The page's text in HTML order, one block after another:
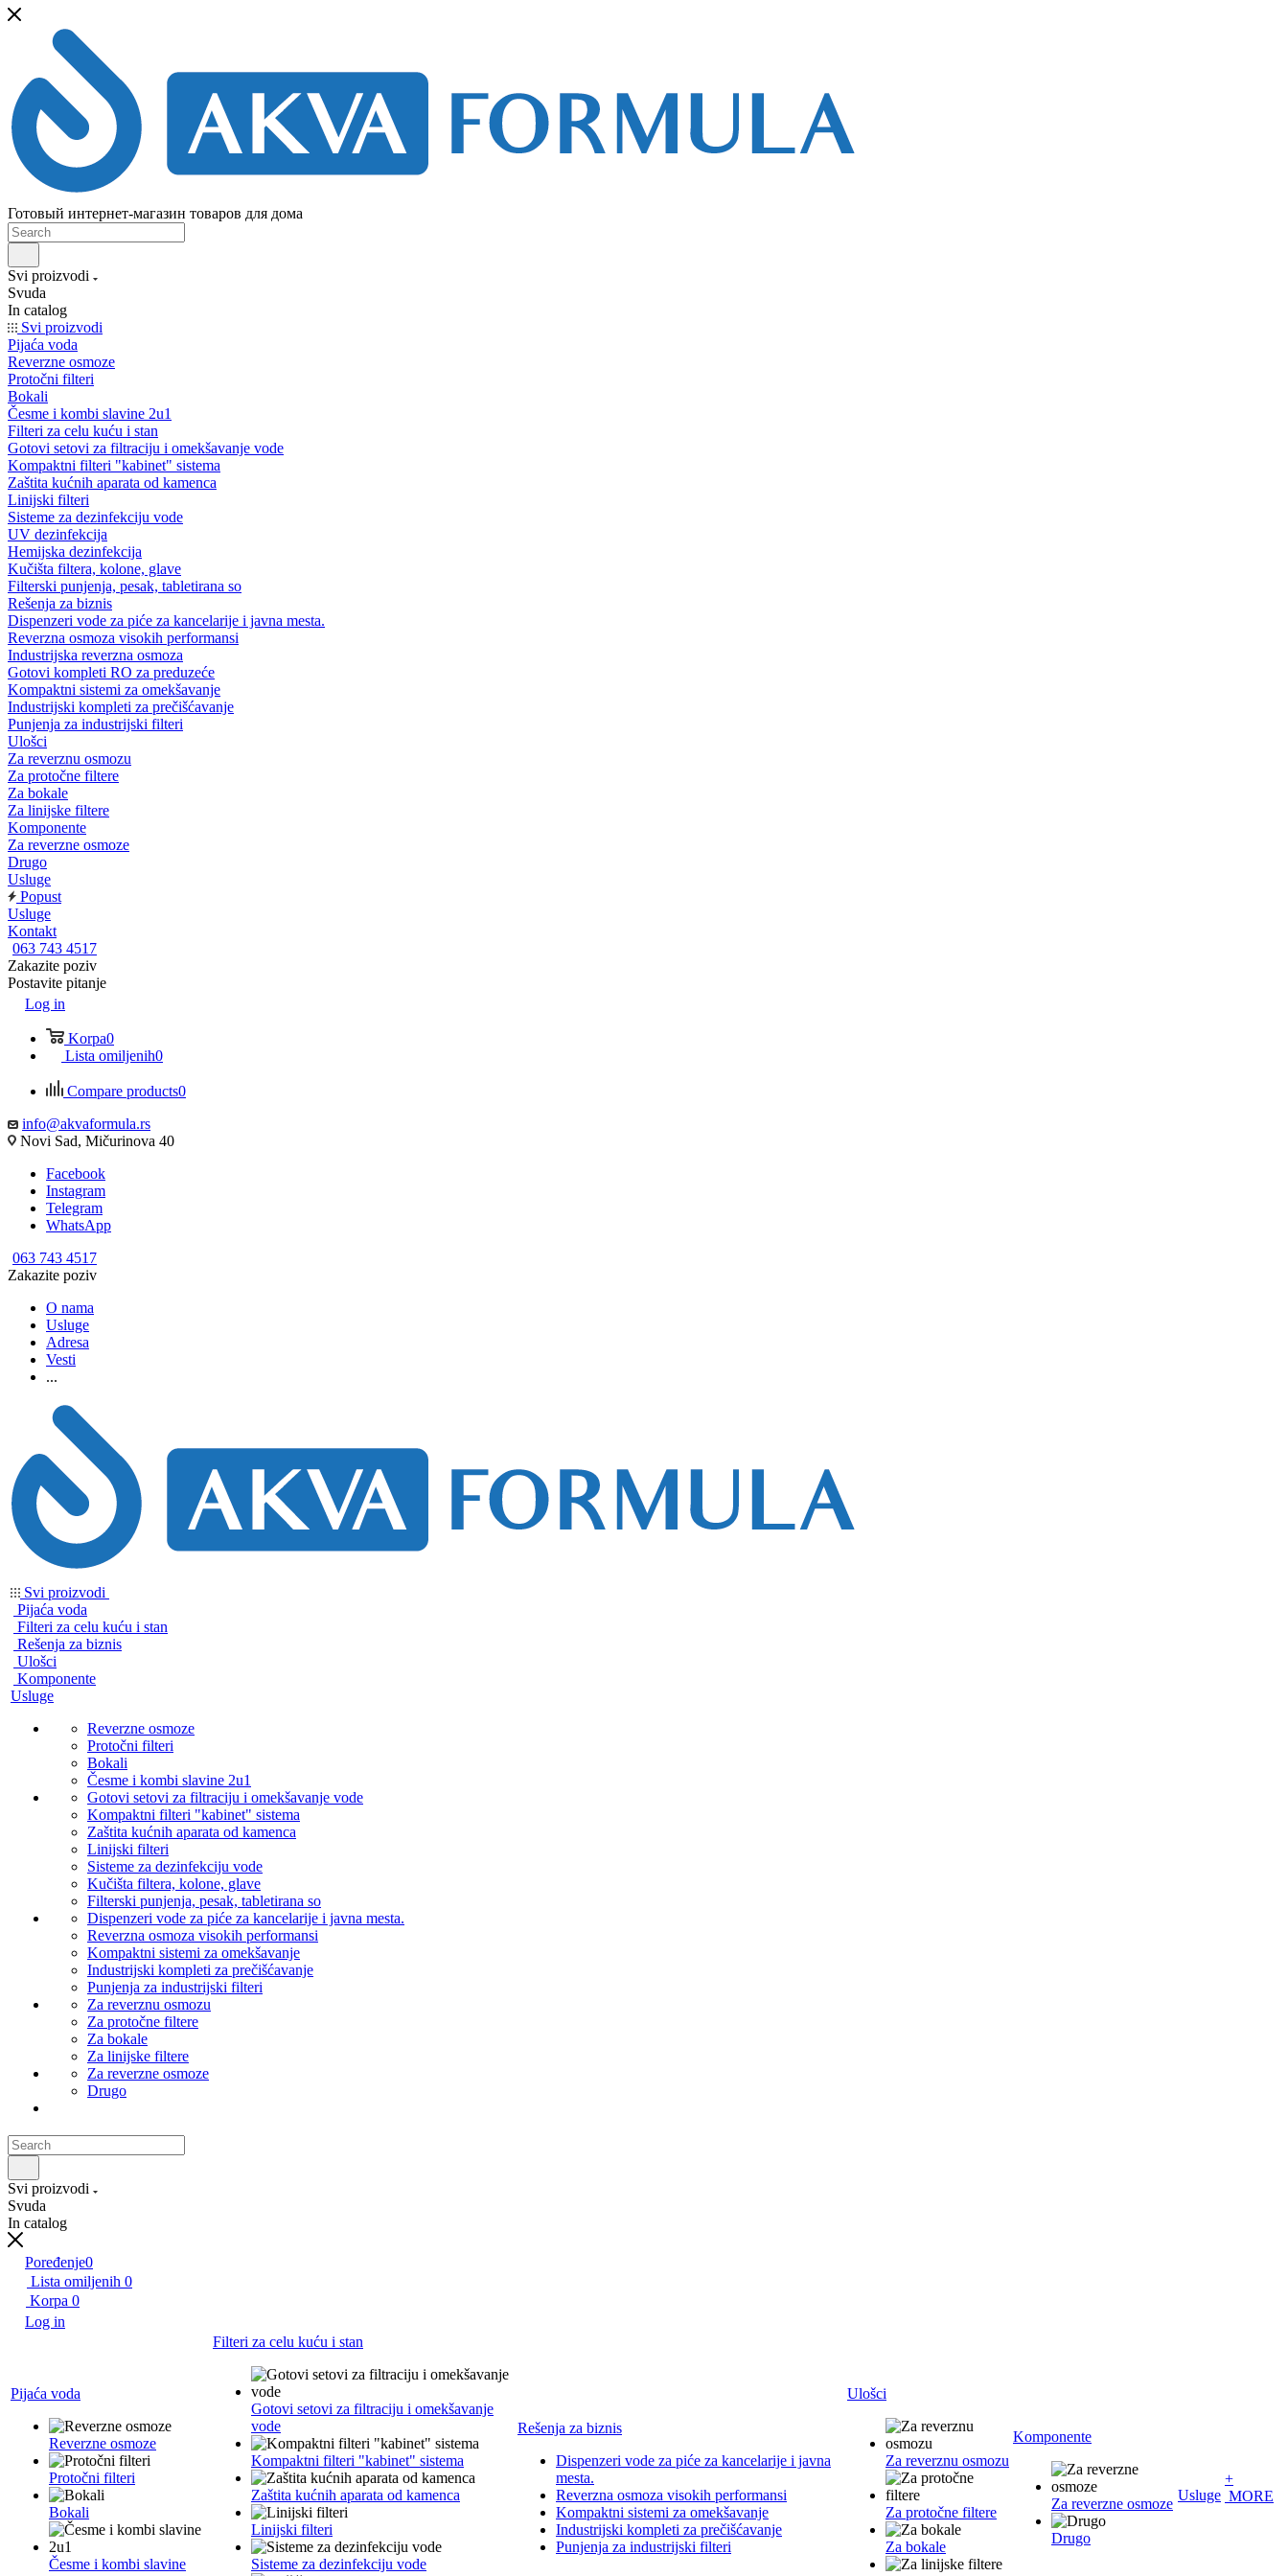
Готовый интернет-магазин товаров для дома
Svi proizvodi
Svuda
In catalog
Svi proizvodi
Pijaća voda
Reverzne osmoze
Protočni filteri
Bokali
Česme i kombi slavine 2u1
Filteri za celu kuću i stan
Gotovi setovi za filtraciju i omekšavanje vode
Kompaktni filteri "kabinet" sistema
Zaštita kućnih aparata od kamenca
Linijski filteri
Sisteme za dezinfekciju vode
UV dezinfekcija
Hemijska dezinfekcija
Kučišta filtera, kolone, glave
Filterski punjenja, pesak, tabletirana so
Rešenja za biznis
Dispenzeri vode za piće za kancelarije i javna mesta.
Reverzna osmoza visokih performansi
Industrijska reverzna osmoza
Gotovi kompleti RO za preduzeće
Kompaktni sistemi za omekšavanje
Industrijski kompleti za prečišćavanje
Punjenja za industrijski filteri
Ulošci
Za reverznu osmozu
Za protočne filtere
Za bokale
Za linijske filtere
Komponente
Za reverzne osmoze
Drugo
Usluge
Popust
Usluge
Kontakt
063 743 4517
Zakazite poziv
Postavite pitanje
Log in
Korpa0
Lista omiljenih0
Compare products0
info@akvaformula.rs
Novi Sad, Mičurinova 40
Facebook
Instagram
Telegram
WhatsApp
063 743 4517
Zakazite poziv
O nama
Usluge
Adresa
Vesti
...
Svi proizvodi
Pijaća voda
Filteri za celu kuću i stan
Rešenja za biznis
Ulošci
Komponente
Usluge
Reverzne osmoze
Protočni filteri
Bokali
Česme i kombi slavine 2u1
Gotovi setovi za filtraciju i omekšavanje vode
Kompaktni filteri "kabinet" sistema
Zaštita kućnih aparata od kamenca
Linijski filteri
Sisteme za dezinfekciju vode
Kučišta filtera, kolone, glave
Filterski punjenja, pesak, tabletirana so
Dispenzeri vode za piće za kancelarije i javna mesta.
Reverzna osmoza visokih performansi
Kompaktni sistemi za omekšavanje
Industrijski kompleti za prečišćavanje
Punjenja za industrijski filteri
Za reverznu osmozu
Za protočne filtere
Za bokale
Za linijske filtere
Za reverzne osmoze
Drugo
Svi proizvodi
Svuda
In catalog
Poređenje0
Lista omiljenih 0
Korpa 0
Log in
Pijaća voda
Reverzne osmoze
Protočni filteri
Bokali
Česme i kombi slavine
Filteri za celu kuću i stan
Gotovi setovi za filtraciju i omekšavanje
vode
Kompaktni filteri "kabinet" sistema
Zaštita kućnih aparata od kamenca
Linijski filteri
Sisteme za dezinfekciju vode
Rešenja za biznis
Dispenzeri vode za piće za kancelarije i javna
mesta.
Reverzna osmoza visokih performansi
Kompaktni sistemi za omekšavanje
Industrijski kompleti za prečišćavanje
Punjenja za industrijski filteri
Ulošci
Za reverznu osmozu
Za protočne filtere
Za bokale
Komponente
Za reverzne osmoze
Drugo
Usluge
+
MORE